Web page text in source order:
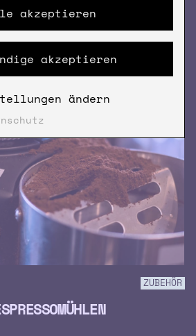
akzeptieren
akzeptieren
ändern
FÜR DEIN UNTERNEHMEN
ZUBEHÖR